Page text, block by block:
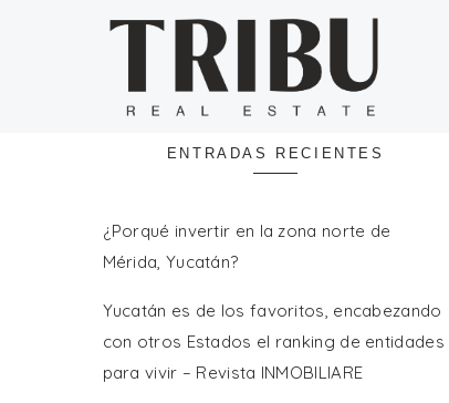
ENTRADAS RECIENTES
¿Porqué invertir en la zona norte de
Mérida, Yucatán?
Yucatán es de los favoritos, encabezando
con otros Estados el ranking de entidades
para vivir – Revista INMOBILIARE